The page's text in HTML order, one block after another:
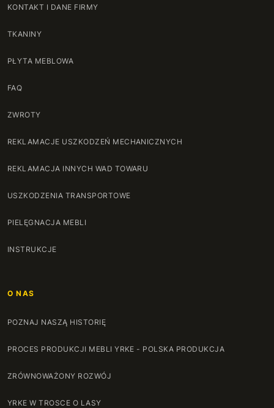
KONTAKT I DANE FIRMY
TKANINY
PŁYTA MEBLOWA
FAQ
ZWROTY
REKLAMACJE USZKODZEŃ MECHANICZNYCH
REKLAMACJA INNYCH WAD TOWARU
USZKODZENIA TRANSPORTOWE
PIELĘGNACJA MEBLI
INSTRUKCJE
O NAS
POZNAJ NASZĄ HISTORIĘ
PROCES PRODUKCJI MEBLI YRKE - POLSKA PRODUKCJA
ZRÓWNOWAŻONY ROZWÓJ
YRKE W TROSCE O LASY